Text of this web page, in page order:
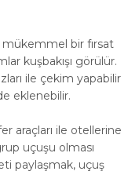
mükemmel bir fırsat
kuşbakışı görülür.
ile çekim yapabilir
eklenebilir.
araçları ile otellerine
uçuşu olması
paylaşmak, uçuş